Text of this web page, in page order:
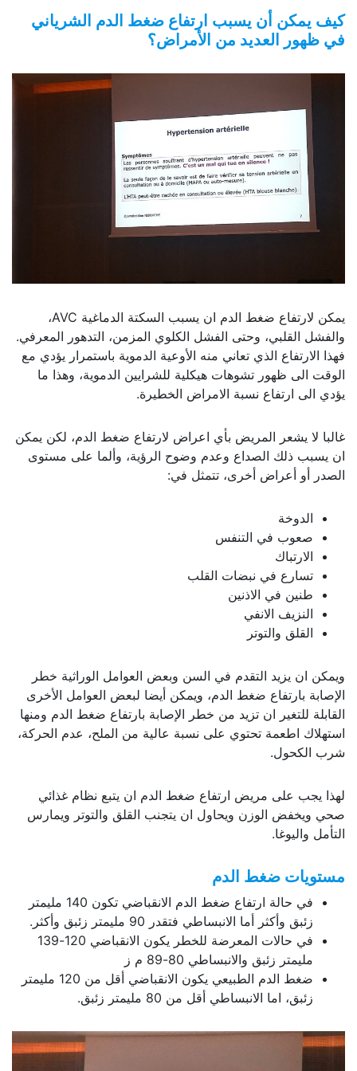
كيف يمكن أن يسبب ارتفاع ضغط الدم الشرياني
في ظهور العديد من الأمراض؟
يمكن لارتفاع ضغط الدم ان يسبب السكتة الدماغية AVC،
والفشل القلبي، وحتى الفشل الكلوي المزمن، التدهور المعرفي.
فهذا الارتفاع الذي تعاني منه الأوعية الدموية باستمرار يؤدي مع
الوقت الى ظهور تشوهات هيكلية للشرايين الدموية، وهذا ما
يؤدي الى ارتفاع نسبة الامراض الخطيرة.
غالبا لا يشعر المريض بأي اعراض لارتفاع ضغط الدم، لكن يمكن
ان يسبب ذلك الصداع وعدم وضوح الرؤية، وألما على مستوى
الصدر أو أعراض أخرى، تتمثل في:
الدوخة
صعوب في التنفس
الارتباك
تسارع في نبضات القلب
طنين في الاذنين
النزيف الانفي
القلق والتوتر
ويمكن ان يزيد التقدم في السن وبعض العوامل الوراثية خطر
الإصابة بارتفاع ضغط الدم، ويمكن أيضا لبعض العوامل الأخرى
القابلة للتغير ان تزيد من خطر الإصابة بارتفاع ضغط الدم ومنها
استهلاك اطعمة تحتوي على نسبة عالية من الملح، عدم الحركة،
شرب الكحول.
لهذا يجب على مريض ارتفاع ضغط الدم ان يتبع نظام غذائي
صحي ويخفض الوزن ويحاول ان يتجنب القلق والتوتر ويمارس
التأمل واليوغا.
مستويات ضغط الدم
في حالة ارتفاع ضغط الدم الانقباضي تكون 140 مليمتر
زئبق وأكثر أما الانبساطي فتقدر 90 مليمتر زئبق وأكثر.
في حالات المعرضة للخطر يكون الانقباضي 120-139
مليمتر زئبق والانبساطي 80-89 م ز
ضغط الدم الطبيعي يكون الانقباضي أقل من 120 مليمتر
زئبق، اما الانبساطي أقل من 80 مليمتر زئبق.